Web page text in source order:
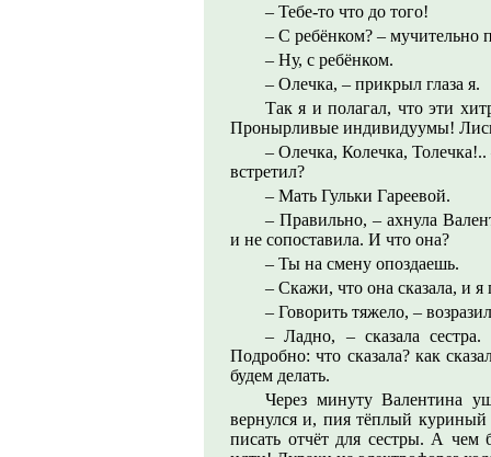
– Тебе-то что до того!
– С ребёнком? – мучительно
– Ну, с ребёнком.
– Олечка, – прикрыл глаза я.
Так я и полагал, что эти
Пронырливые индивидуумы!
– Олечка, Колечка,
встретил?
– Мать Гульки Гареевой.
– Правильно, – ахнула
и не сопоставила. И что она?
– Ты на смену опоздаешь.
– Скажи, что она сказала, и
– Говорить тяжело, –
– Ладно, – сказала
Подробно: что сказала? как
будем делать.
Через минуту Валентина
вернулся и, пия тёплый куриный
писать отчёт для сестры. А чем